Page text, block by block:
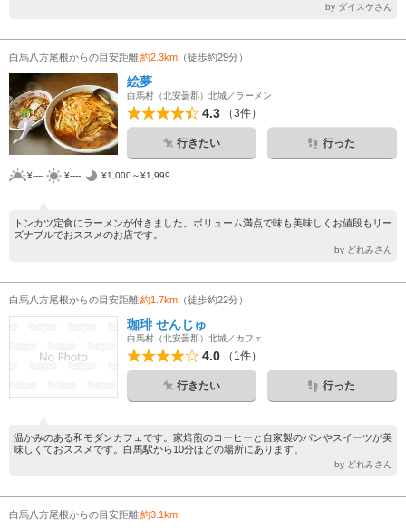
by ダイスケさん
白馬八方尾根からの目安距離約2.3km （徒歩約29分）
絵夢
白馬村（北安曇郡）北城／ラーメン
4.3 （3件）
行きたい 行った
¥---- ¥---- ¥1,000～¥1,999
トンカツ定食にラーメンが付きました。ボリューム満点で味も美味しくお値段もリー
ズナブルでおススメのお店です。
by どれみさん
白馬八方尾根からの目安距離約1.7km （徒歩約22分）
珈琲 せんじゅ
白馬村（北安曇郡）北城／カフェ
4.0 （1件）
行きたい 行った
温かみのある和モダンカフェです。家焙煎のコーヒーと自家製のパンやスイーツが美
味しくておススメです。白馬駅から10分ほどの場所にあります。
by どれみさん
白馬八方尾根からの目安距離約3.1km